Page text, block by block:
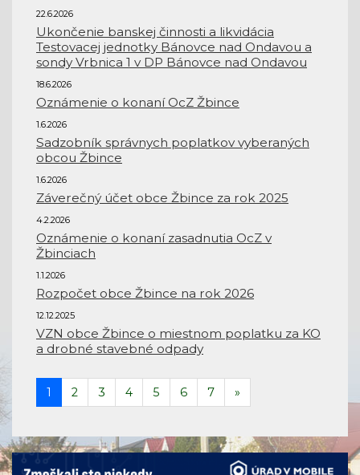
22.6.2026
Ukončenie banskej činnosti a likvidácia
Testovacej jednotky Bánovce nad Ondavou a
sondy Vrbnica 1 v DP Bánovce nad Ondavou
18.6.2026
Oznámenie o konaní OcZ Žbince
1.6.2026
Sadzobník správnych poplatkov vyberaných
obcou Žbince
1.6.2026
Záverečný účet obce Žbince za rok 2025
4.2.2026
Oznámenie o konaní zasadnutia OcZ v
Žbinciach
1.1.2026
Rozpočet obce Žbince na rok 2026
12.12.2025
VZN obce Žbince o miestnom poplatku za KO
a drobné stavebné odpady
1 2 3 4 5 6 7 »